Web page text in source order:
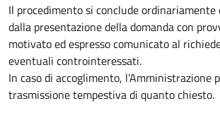
Il procedimento si conclude
dalla presentazione della domanda con
motivato ed espresso comunicato al
eventuali controinteressati.
In caso di accoglimento, l’Amministrazione
trasmissione tempestiva di quanto chiesto.